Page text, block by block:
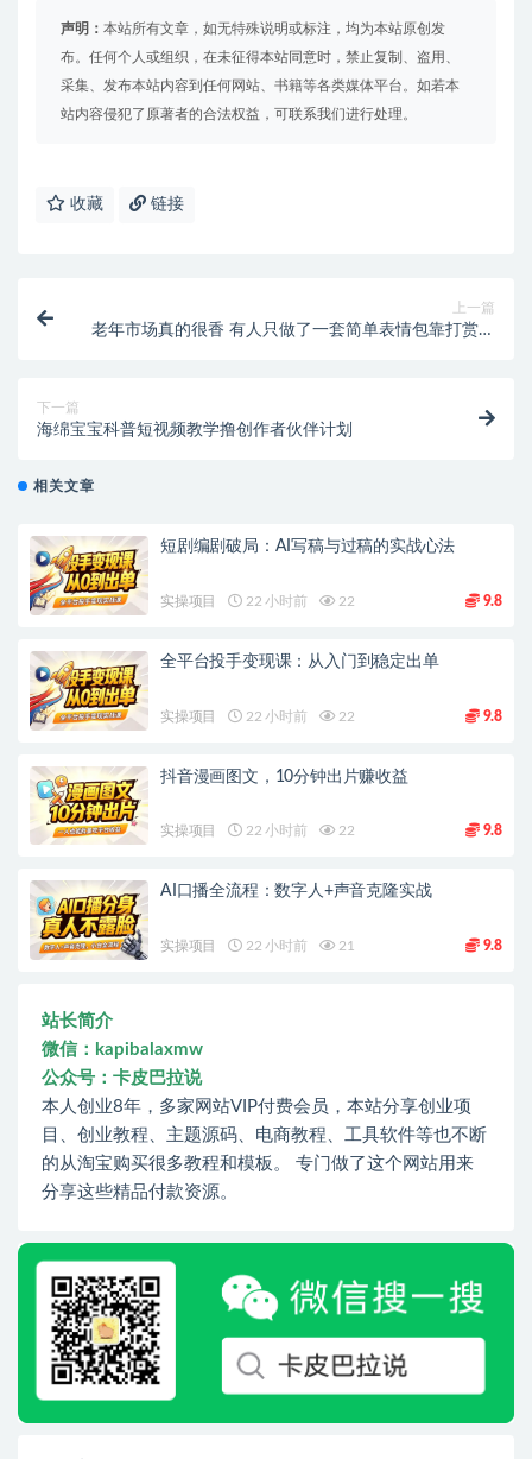
声明： 本站所有文章，如无特殊说明或标注，均为本站原创发
布。任何个人或组织，在未征得本站同意时，禁止复制、盗用、
采集、发布本站内容到任何网站、书籍等各类媒体平台。如若本
站内容侵犯了原著者的合法权益，可联系我们进行处理。
收藏 链接
上一篇
老年市场真的很香 有人只做了一套简单表情包靠打赏就
下一篇
海绵宝宝科普短视频教学撸创作者伙伴计划
相关文章
短剧编剧破局：AI写稿与过稿的实战心法
实操项目 22 小时前 22 9.8
全平台投手变现课：从入门到稳定出单
实操项目 22 小时前 22 9.8
抖音漫画图文，10分钟出片赚收益
实操项目 22 小时前 22 9.8
AI口播全流程：数字人+声音克隆实战
实操项目 22 小时前 21 9.8
站长简介
微信：kapibalaxmw
公众号：卡皮巴拉说
本人创业8年，多家网站VIP付费会员，本站分享创业项
目、创业教程、主题源码、电商教程、工具软件等也不断
的从淘宝购买很多教程和模板。 专门做了这个网站用来
分享这些精品付款资源。